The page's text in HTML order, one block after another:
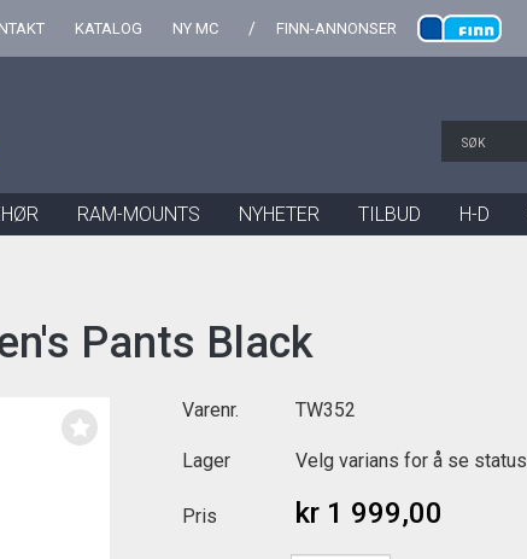
KATALOG NY MC FINN-ANNONSER
RAM-MOUNTS NYHETER TILBUD H-D
Pants Black
Varenr. TW352
Lager Velg varians for å se status
Pris kr 1 999,00